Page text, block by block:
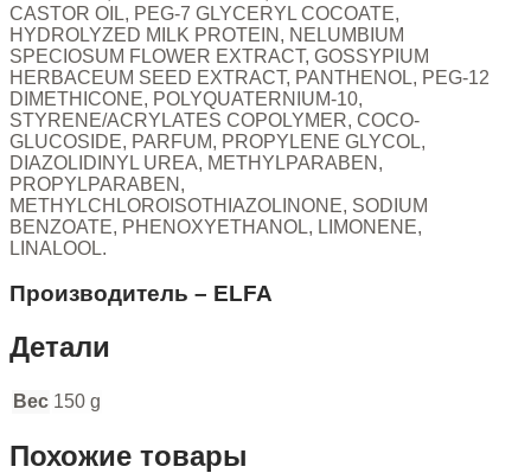
CASTOR OIL, PEG-7 GLYCERYL COCOATE,
HYDROLYZED MILK PROTEIN, NELUMBIUM
SPECIOSUM FLOWER EXTRACT, GOSSYPIUM
HERBACEUM SEED EXTRACT, PANTHENOL, PEG-12
DIMETHICONE, POLYQUATERNIUM-10,
STYRENE/ACRYLATES COPOLYMER, COCO-
GLUCOSIDE, PARFUM, PROPYLENE GLYCOL,
DIAZOLIDINYL UREA, METHYLPARABEN,
PROPYLPARABEN,
METHYLCHLOROISOTHIAZOLINONE, SODIUM
BENZOATE, PHENOXYETHANOL, LIMONENE,
LINALOOL.
Производитель – ELFA
Детали
Вес 150 g
Похожие товары